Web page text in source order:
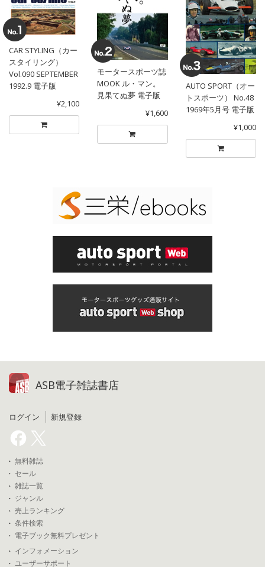
CAR STYLING（カー
スタイリング）
Vol.090 SEPTEMBER
1992.9 電子版
¥2,100
モータースポーツ誌
MOOK ル・マン。
見果てぬ夢 電子版
¥1,600
AUTO SPORT（オー
トスポーツ） No.48
1969年5月号 電子版
¥1,000
ASB電子雑誌書店
ログイン 新規登録
無料雑誌
セール
雑誌一覧
ジャンル
売上ランキング
条件検索
電子ブック無料プレゼント
インフォメーション
ユーザーサポート